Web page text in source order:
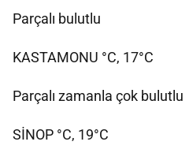
Parçalı bulutlu
KASTAMONU °C, 17°C
Parçalı zamanla çok bulutlu
SİNOP °C, 19°C